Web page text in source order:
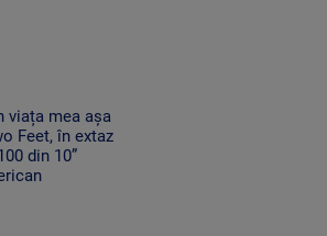
viața mea așa
Feet, în extaz
din 10”